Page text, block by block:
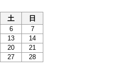
土 日
6
7
13
14
20
21
27 28